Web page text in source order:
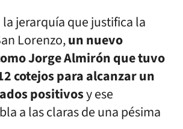
jerarquía que justifica la
Lorenzo,un nuevo
Jorge Almirón que tuvo
cotejos para alcanzar un
positivosy ese
a las claras de una pésima